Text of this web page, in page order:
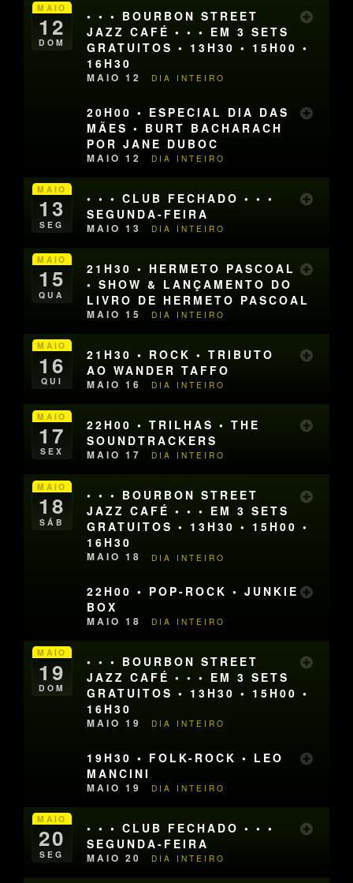
MAIO
12
DOM
• • • BOURBON STREET
JAZZ CAFÉ • • • EM 3 SETS
GRATUITOS • 13H30 • 15H00 •
16H30
MAIO 12 DIA INTEIRO
20H00 • ESPECIAL DIA DAS
MÃES • BURT BACHARACH
POR JANE DUBOC
MAIO 12 DIA INTEIRO
MAIO
13
SEG
• • • CLUB FECHADO • • •
SEGUNDA-FEIRA
MAIO 13 DIA INTEIRO
MAIO
15
QUA
21H30 • HERMETO PASCOAL
• SHOW & LANÇAMENTO DO
LIVRO DE HERMETO PASCOAL
MAIO 15 DIA INTEIRO
MAIO
16
QUI
21H30 • ROCK • TRIBUTO
AO WANDER TAFFO
MAIO 16 DIA INTEIRO
MAIO
17
SEX
22H00 • TRILHAS • THE
SOUNDTRACKERS
MAIO 17 DIA INTEIRO
MAIO
18
SÁB
• • • BOURBON STREET
JAZZ CAFÉ • • • EM 3 SETS
GRATUITOS • 13H30 • 15H00 •
16H30
MAIO 18 DIA INTEIRO
22H00 • POP-ROCK • JUNKIE
BOX
MAIO 18 DIA INTEIRO
MAIO
19
DOM
• • • BOURBON STREET
JAZZ CAFÉ • • • EM 3 SETS
GRATUITOS • 13H30 • 15H00 •
16H30
MAIO 19 DIA INTEIRO
19H30 • FOLK-ROCK • LEO
MANCINI
MAIO 19 DIA INTEIRO
MAIO
20
SEG
• • • CLUB FECHADO • • •
SEGUNDA-FEIRA
MAIO 20 DIA INTEIRO